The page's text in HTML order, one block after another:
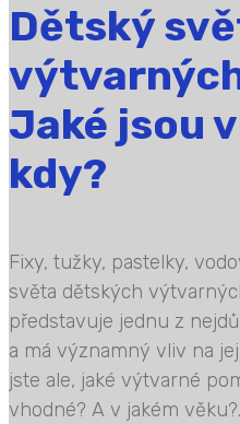
Dětský
Jaké jsou
kdy?
Fixy, tužky, pastelky,
světa dětských
představuje jednu z
a má významný vliv na
jste ale, jaké výtvarné
vhodné? A v jakém